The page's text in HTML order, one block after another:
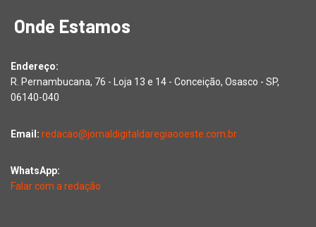
Onde Estamos
Endereço:
R. Pernambucana, 76 - Loja 13 e 14 - Conceição, Osasco - SP,
06140-040
Email: redacao@jornaldigitaldaregiaooeste.com.br
WhatsApp:
Falar com a redação